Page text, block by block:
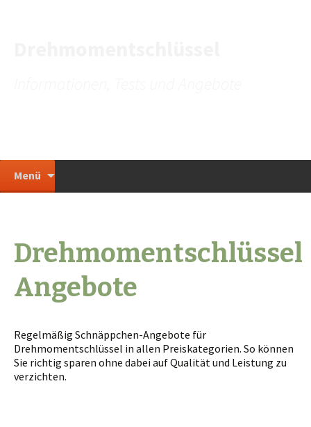
Menü
nach:
Drehmomentschlüssel
Angebote
Regelmäßig Schnäppchen-Angebote für
Drehmomentschlüssel in allen Preiskategorien. So können
Sie richtig sparen ohne dabei auf Qualität und Leistung zu
verzichten.